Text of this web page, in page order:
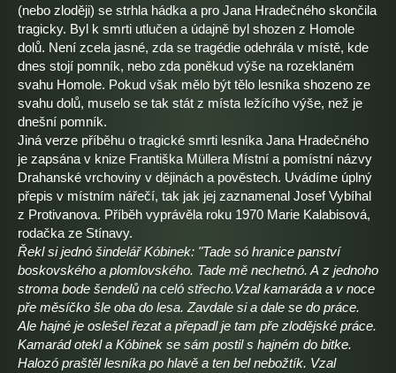
(nebo zloději) se strhla hádka a pro Jana Hradečného skončila
tragicky. Byl k smrti utlučen a údajně byl shozen z Homole
dolů. Není zcela jasné, zda se tragédie odehrála v místě, kde
dnes stojí pomník, nebo zda poněkud výše na rozeklaném
svahu Homole. Pokud však mělo být tělo lesníka shozeno ze
svahu dolů, muselo se tak stát z místa ležícího výše, než je
dnešní pomník.
Jiná verze příběhu o tragické smrti lesníka Jana Hradečného
je zapsána v knize Františka Müllera Místní a pomístní názvy
Drahanské vrchoviny v dějinách a pověstech. Uvádíme úplný
přepis v místním nářečí, tak jak jej zaznamenal Josef Vybíhal
z Protivanova. Příběh vyprávěla roku 1970 Marie Kalabisová,
rodačka ze Stínavy.
Řekl si jednó šindelář Kóbinek: "Tade só hranice panství
boskovského a plomlovského. Tade mě nechetnó. A z jednoho
stroma bode šendelů na celó střecho.Vzal kamaráda a v noce
pře měsíčko šle oba do lesa. Zavdale si a dale se do práce.
Ale hajné je oslešel řezat a přepadl je tam pře zlodějské práce.
Kamarád otekl a Kóbinek se sám postil s hajném do bitke.
Halozó praštěl lesníka po hlavě a ten bel nebožtík. Vzal